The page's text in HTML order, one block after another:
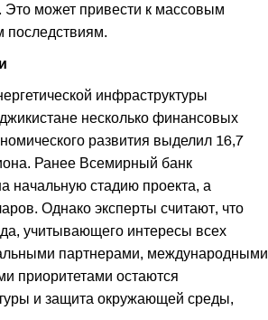
Это может привести к массовым
последствиям.
инфраструктуры
несколько финансовых
развития выделил 16,7
Ранее Всемирный банк
начальную стадию проекта, а
Однако эксперты считают, что
учитывающего интересы всех
партнерами, международными
приоритетами остаются
и защита окружающей среды,